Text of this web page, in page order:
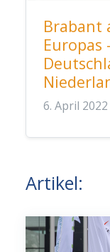
Brabant
Europas
6. April 2022
Artikel: